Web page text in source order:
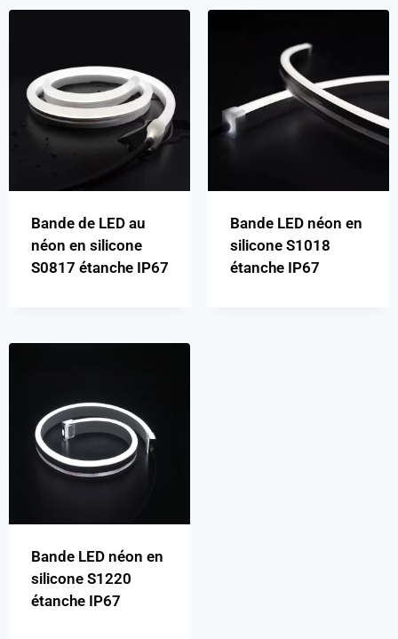
Bande de LED au
néon en silicone
S0817 étanche IP67
Bande LED néon en
silicone S1018
étanche IP67
Bande LED néon en
silicone S1220
étanche IP67